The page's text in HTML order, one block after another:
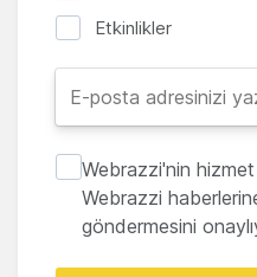
Etkinlikler
Webrazzi'nin
Webrazzi
göndermesini